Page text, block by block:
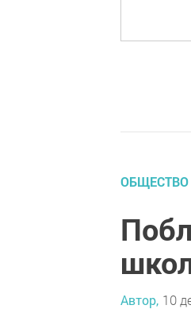
ОБЩЕСТВО
Автор, 10